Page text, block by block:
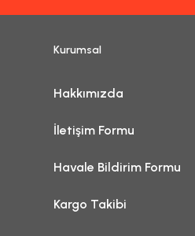
Kurumsal
Hakkımızda
İletişim Formu
Havale Bildirim Formu
Kargo Takibi